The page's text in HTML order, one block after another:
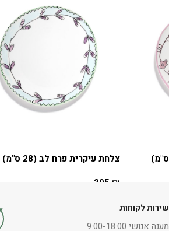
צלחת עיקרית פרח לב (28 ס"מ)
395 ₪
שירות לקוחות
מענה אנושי 9:00-18:00